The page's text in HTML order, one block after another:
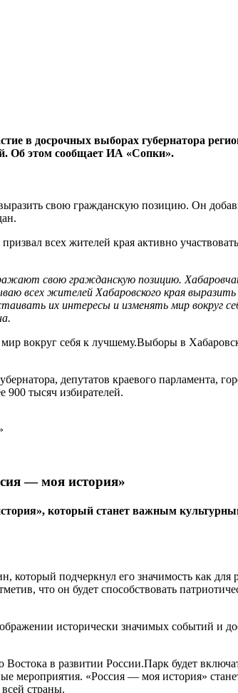
в досрочных выборах губернатора
Об этом сообщает ИА «Сопки».
свою гражданскую позицию. Он
всех жителей края активно
свою гражданскую позицию.
всех жителей Хабаровского края
их интересы и изменять мир вокруг
вокруг себя к лучшему.Выборы в
депутатов краевого парламента,
900 тысяч избирателей.
— моя история»
который станет важным
подчеркнул его значимость как для
что он будет способствовать
исторически значимых событий и
в развитии России.Парк будет
мероприятия. «Россия — моя история»
страны.